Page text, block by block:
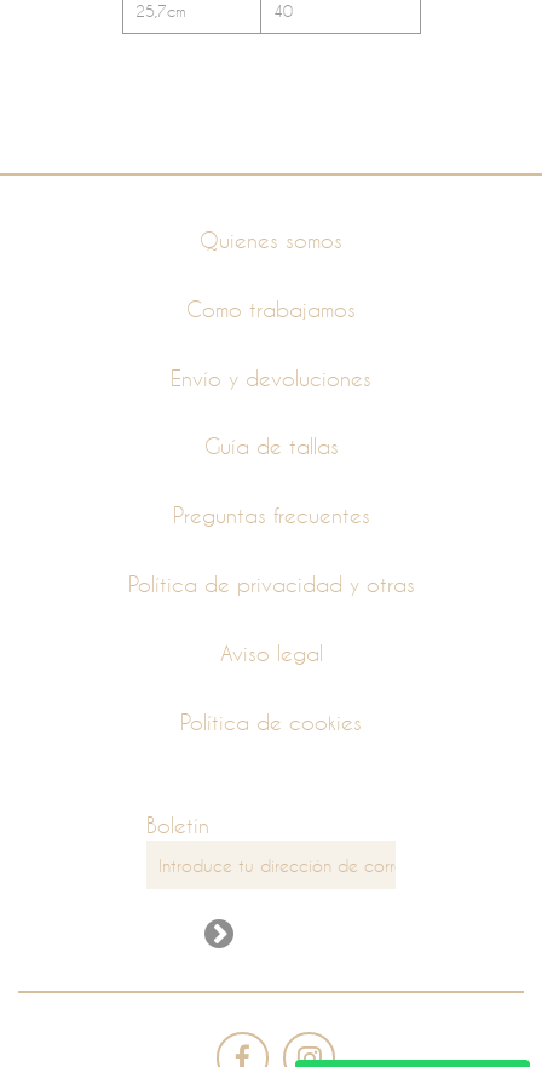
25,7cm 40
Quienes somos
Como trabajamos
Envío y devoluciones
Guía de tallas
Preguntas frecuentes
Política de privacidad y otras
Aviso legal
Política de cookies
Boletín